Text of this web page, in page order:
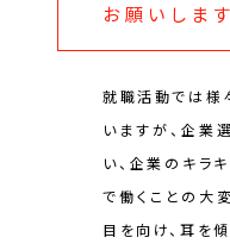
お願いします
就職活動では様
いますが、企業
い、企業のキラ
で働くことの大
目を向け、耳を